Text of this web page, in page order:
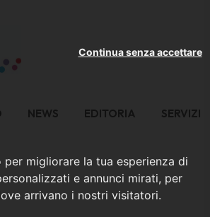
migliorare la tua esperienza di
e annunci mirati, per
arrivano i nostri visitatori.
Continua senza accettare
NEWS EDITORIA SERVIZI